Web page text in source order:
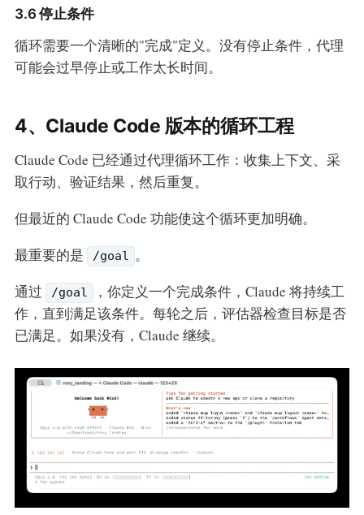
3.6 停止条件
循环需要一个清晰的"完成"定义。没有停止条件，代理
可能会过早停止或工作太长时间。
4、Claude Code 版本的循环工程
Claude Code 已经通过代理循环工作：收集上下文、采
取行动、验证结果，然后重复。
但最近的 Claude Code 功能使这个循环更加明确。
最重要的是
/goal 。
通过
/goal
，你定义一个完成条件，Claude 将持续工
作，直到满足该条件。每轮之后，评估器检查目标是否
已满足。如果没有，Claude 继续。